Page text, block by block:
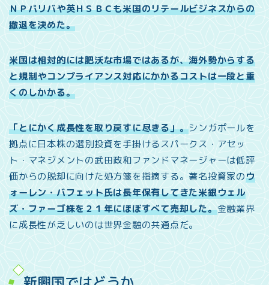
ＮＰパリバや英ＨＳＢＣも米国のリテールビジネスからの
撤退を決めた。
米国は相対的には肥沃な市場ではあるが、海外勢からする
と規制やコンプライアンス対応にかかるコストは一段と重
くのしかかる。
「とにかく成長性を取り戻すに尽きる」。シンガポールを
拠点に日本株の選別投資を手掛けるスパークス・アセッ
ト・マネジメントの武田政和ファンドマネージャーは低評
価からの脱却に向けた処方箋を指摘する。著名投資家のウ
ォーレン・バフェット氏は長年保有してきた米銀ウェル
ズ・ファーゴ株を２１年にほぼすべて売却した。金融業界
に成長性が乏しいのは世界金融の共通点だ。